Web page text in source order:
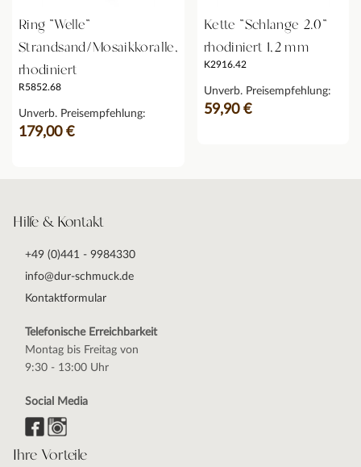
Ring "Welle"
Strandsand/Mosaikkoralle,
rhodiniert
R5852.68
Unverb. Preisempfehlung:
179,00 €
Kette "Schlange 2.0"
rhodiniert 1,2 mm
K2916.42
Unverb. Preisempfehlung:
59,90 €
Hilfe & Kontakt
+49 (0)441 - 9984330
info@dur-schmuck.de
Kontaktformular
Telefonische Erreichbarkeit
Montag bis Freitag von
9:30 - 13:00 Uhr
Social Media
Ihre Vorteile